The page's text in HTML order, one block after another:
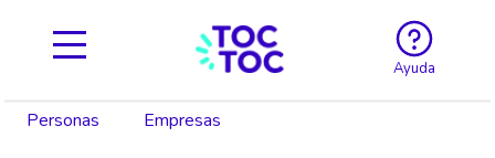
Ayuda
Personas Empresas